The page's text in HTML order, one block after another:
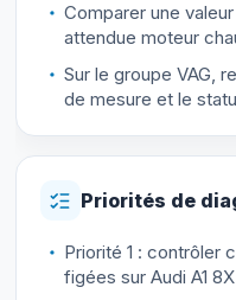
Comparer une
attendue moteur
Sur le groupe VAG,
de mesure et le
Priorités de
Priorité 1 : contrôler
figées sur Audi A1 8X